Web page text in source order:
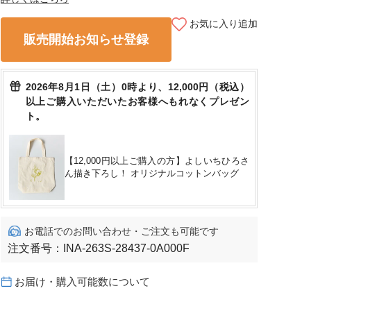
身長161cm/ F
販売開始お知らせ登録
お気に入り追加
2026年8月1日（土）0時より、12,000円（税込）
以上ご購入いただいたお客様へもれなくプレゼン
ト。
【12,000円以上ご購入の方】よしいちひろさ
ん描き下ろし！ オリジナルコットンバッグ
お電話でのお問い合わせ・ご注文も可能です
注文番号： INA-263S-28437-0A000F
お届け・購入可能数について